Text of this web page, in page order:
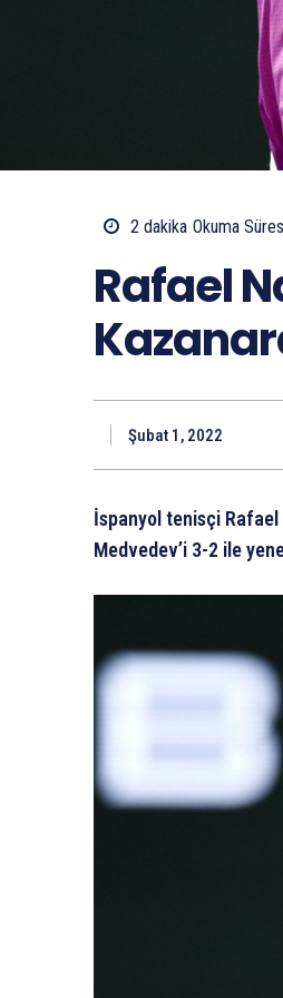
2 dakika Okuma
Rafael
Şubat 1, 2022
İspanyol tenisçi
Medvedev’i 3-2 ile